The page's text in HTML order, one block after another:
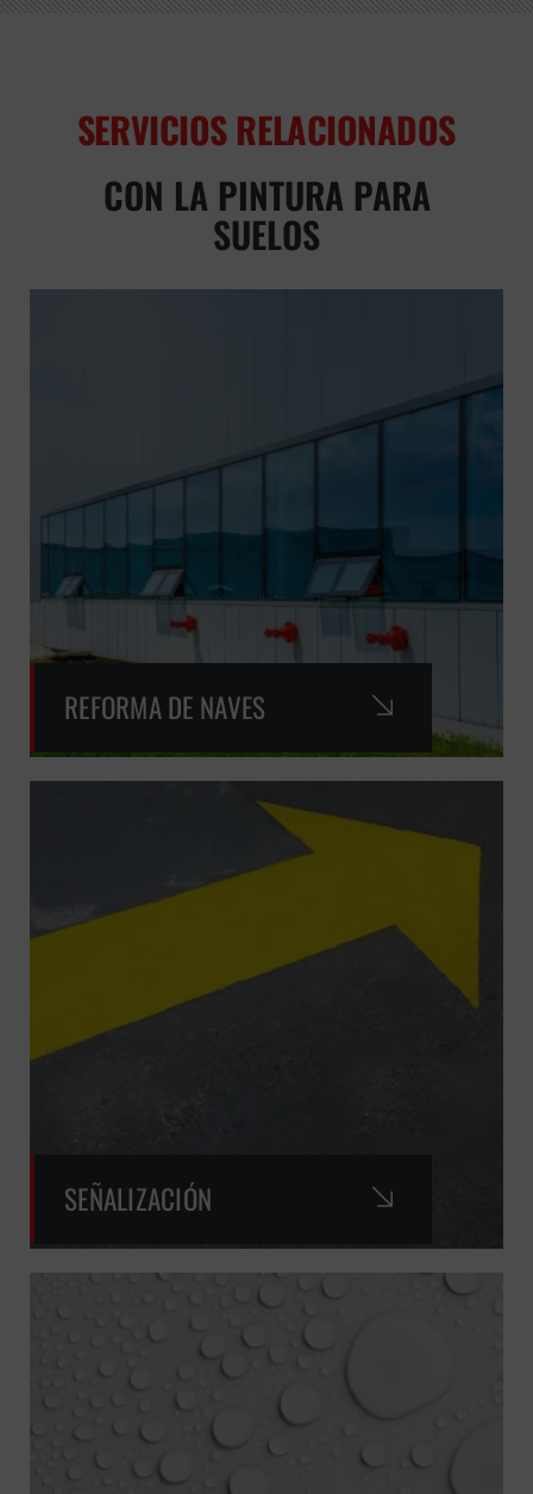
SERVICIOS RELACIONADOS
CON LA PINTURA PARA
SUELOS
REFORMA DE NAVES
SEÑALIZACIÓN